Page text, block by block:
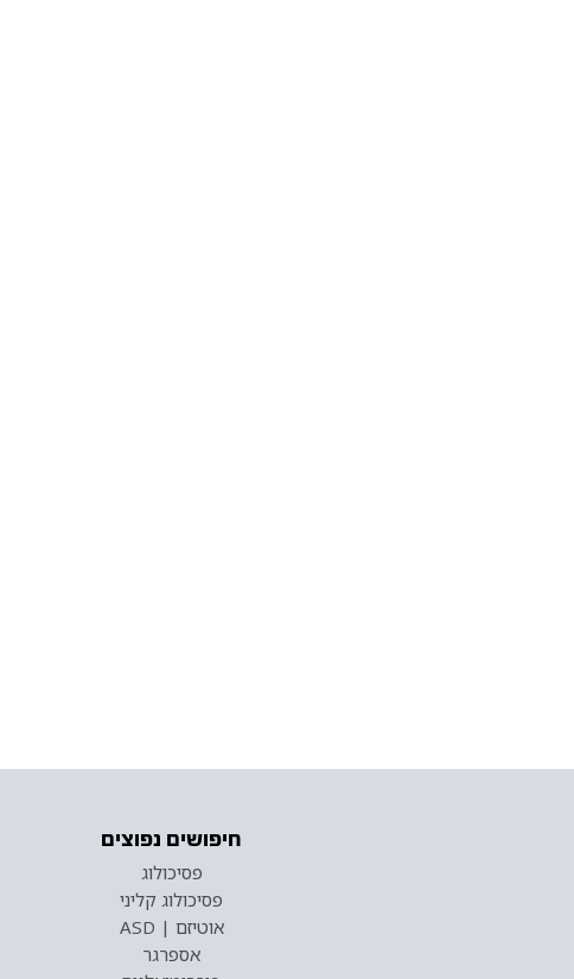
חיפושים נפוצים
פסיכולוג
פסיכולוג קליני
אוטיזם | ASD
אספרגר